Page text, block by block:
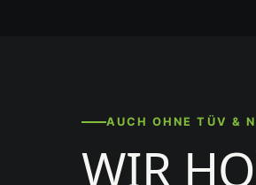
AUCH OHNE TÜV &
WIR